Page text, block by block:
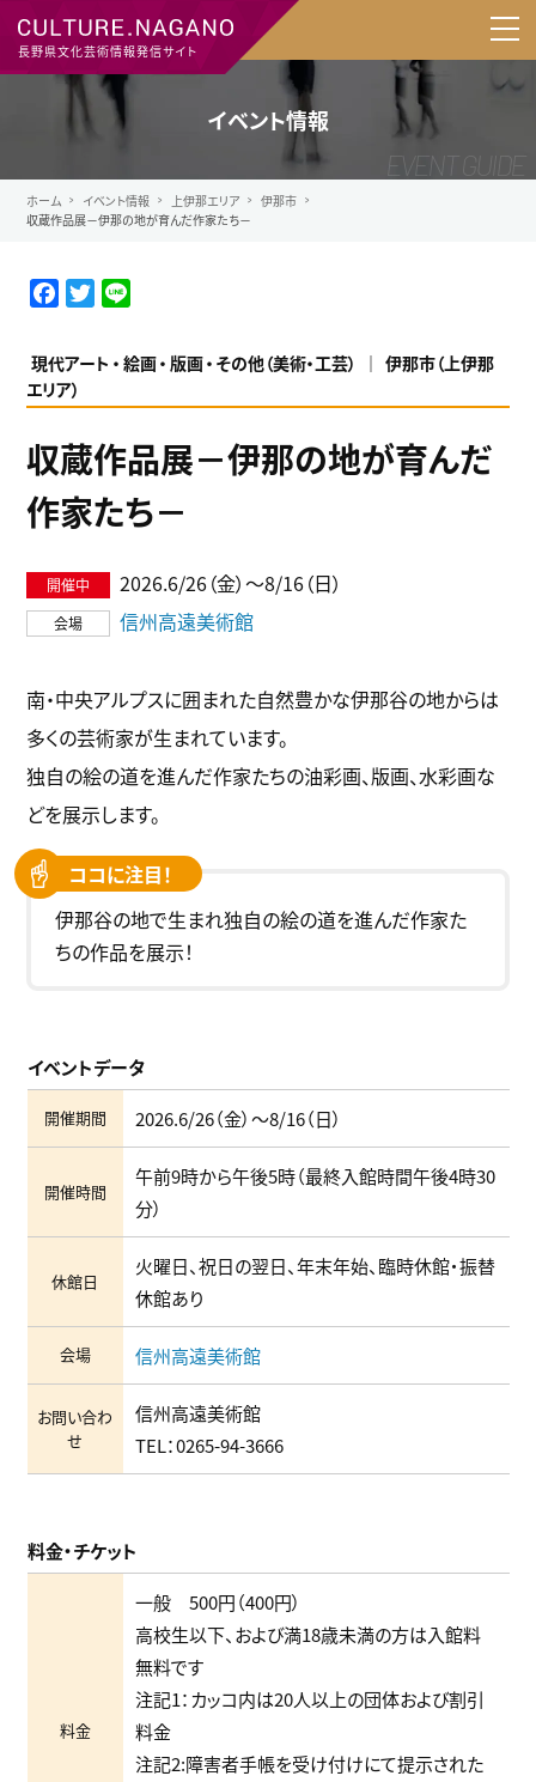
長野県文化芸術情報発信サイト
イベント情報
ホーム イベント情報 上伊那エリア
伊那市
収蔵作品展－伊那の地が育んだ作家たち－
現代アート 絵画 版画 その他（美術・工芸） 伊那市（上伊那
エリア）
F
c
e
b
o
o
k
T
i
t
t
e
r
n
e
収蔵作品展－伊那の地が育んだ
作家たち－
2026.6/26（金）〜8/16（日）
信州高遠美術館
南・中央アルプスに囲まれた自然豊かな伊那谷の地からは
多くの芸術家が生まれています。
独自の絵の道を進んだ作家たちの油彩画、版画、水彩画な
どを展示します。
ココに注目！
伊那谷の地で生まれ独自の絵の道を進んだ作家た
ちの作品を展示！
イベントデータ
開催期間 2026.6/26（金）〜8/16（日）
開催時間
午前9時から午後5時（最終入館時間午後4時30
分）
休館日
火曜日、祝日の翌日、年末年始、臨時休館・振替
休館あり
会場 信州高遠美術館
お問い合わ
せ
信州高遠美術館
TEL：0265-94-3666
料金・チケット
料金
一般 500円（400円）
高校生以下、および満18歳未満の方は入館料
無料です
注記1：カッコ内は20人以上の団体および割引
料金
注記2:障害者手帳を受け付けにて提示された